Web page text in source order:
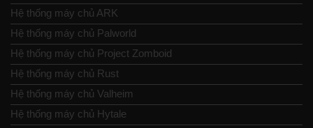
Hệ thống máy chủ ARK
Hệ thống máy chủ Palworld
Hệ thống máy chủ Project Zomboid
Hệ thống máy chủ Rust
Hệ thống máy chủ Valheim
Hệ thống máy chủ Hytale